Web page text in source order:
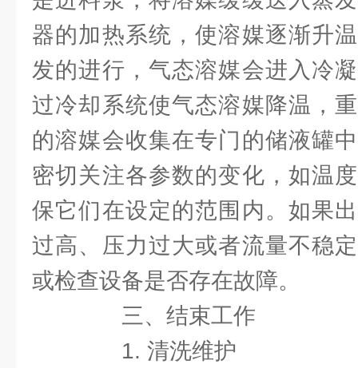
器的加热系统，使溶媒逐渐升
发的进行，气态溶媒会进入冷
过冷却系统使气态溶媒降温，
的溶媒会收集在专门的储液罐
密切关注各参数的变化，如温
保它们在设定的范围内。如果
过高、压力过大或者流量不稳
或检查设备是否存在故障。
三、结束工作
1. 清洗维护